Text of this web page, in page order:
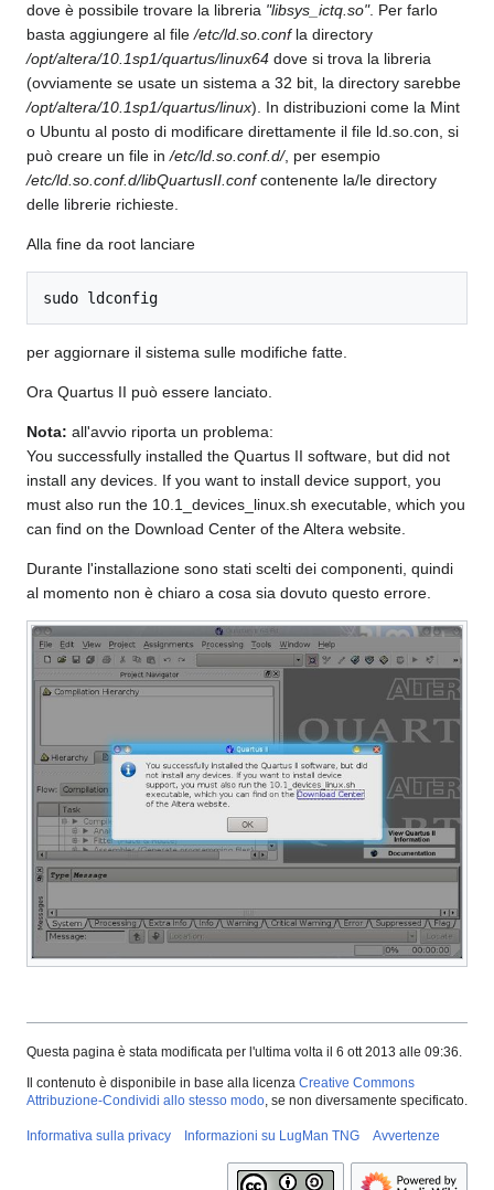
dove è possibile trovare la libreria "libsys_ictq.so". Per farlo
basta aggiungere al file /etc/ld.so.confla directory
/opt/altera/10.1sp1/quartus/linux64 dove si trova la libreria
(ovviamente se usate un sistema a 32 bit, la directory sarebbe
/opt/altera/10.1sp1/quartus/linux). In distribuzioni come la Mint
o Ubuntu al posto di modificare direttamente il file ld.so.con, si
può creare un file in /etc/ld.so.conf.d/, per esempio
/etc/ld.so.conf.d/libQuartusII.confcontenente la/le directory
delle librerie richieste.
Alla fine da root lanciare
sudo ldconfig
per aggiornare il sistema sulle modifiche fatte.
Ora Quartus II può essere lanciato.
Nota: all'avvio riporta un problema:
You successfully installed the Quartus II software, but did not
install any devices. If you want to install device support, you
must also run the 10.1_devices_linux.sh executable, which you
can find on the Download Center of the Altera website.
Durante l'installazione sono stati scelti dei componenti, quindi
al momento non è chiaro a cosa sia dovuto questo errore.
Questa pagina è stata modificata per l'ultima volta il 6 ott 2013 alle 09:36.
Il contenuto è disponibile in base alla licenza Creative Commons
Attribuzione-Condividi allo stesso modo, se non diversamente specificato.
Informativa sulla privacy Informazioni su LugMan TNG Avvertenze